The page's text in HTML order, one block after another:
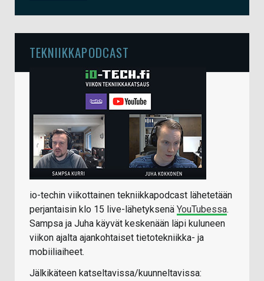
TEKNIIKKAPODCAST
io-techin viikottainen tekniikkapodcast lähetetään
perjantaisin klo 15 live-lähetyksenä YouTubessa.
Sampsa ja Juha käyvät keskenään läpi kuluneen
viikon ajalta ajankohtaiset tietotekniikka- ja
mobiiliaiheet.
Jälkikäteen katseltavissa/kuunneltavissa: